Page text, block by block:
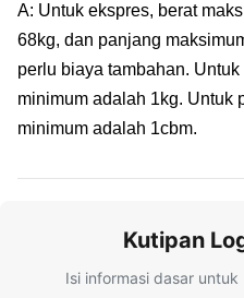
A: Untuk ekspres, berat
68kg, dan panjang
perlu biaya tambahan.
minimum adalah 1kg. Untuk
minimum adalah 1cbm.
Kutipan
Isi informasi dasar